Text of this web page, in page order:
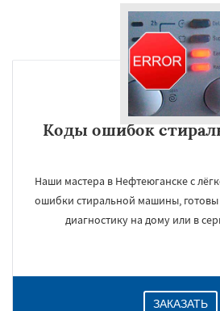
Коды ошибок
Наши мастера в Нефтеюганске с
ошибки стиральной машины, готовы
диагностику на дому или в
ЗАКАЗАТЬ